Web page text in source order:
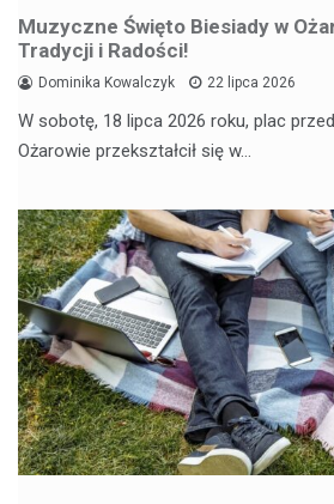
Muzyczne Święto Biesiady w
Tradycji i Radości!
Dominika Kowalczyk 22 lipca 2026
W sobotę, 18 lipca 2026 roku, plac
Ożarowie przekształcił się w…